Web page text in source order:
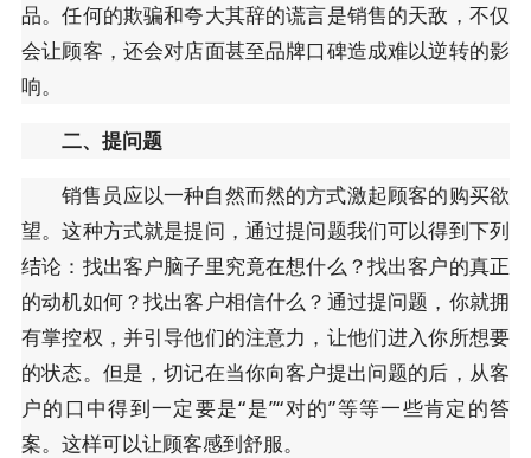
品。任何的欺骗和夸大其辞的谎言是销售的天敌，不仅
会让顾客，还会对店面甚至品牌口碑造成难以逆转的影
响。
二、提问题
销售员应以一种自然而然的方式激起顾客的购买欲
望。这种方式就是提问，通过提问题我们可以得到下列
结论：找出客户脑子里究竟在想什么？找出客户的真正
的动机如何？找出客户相信什么？通过提问题，你就拥
有掌控权，并引导他们的注意力，让他们进入你所想要
的状态。但是，切记在当你向客户提出问题的后，从客
户的口中得到一定要是“是”“对的”等等一些肯定的答
案。这样可以让顾客感到舒服。